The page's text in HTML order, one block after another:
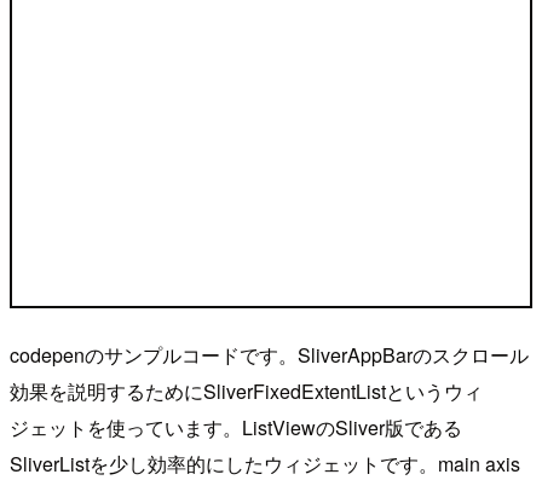
codepenのサンプルコードです。SliverAppBarのスクロール
効果を説明するためにSliverFixedExtentListというウィ
ジェットを使っています。ListViewのSliver版である
SliverListを少し効率的にしたウィジェットです。main axis